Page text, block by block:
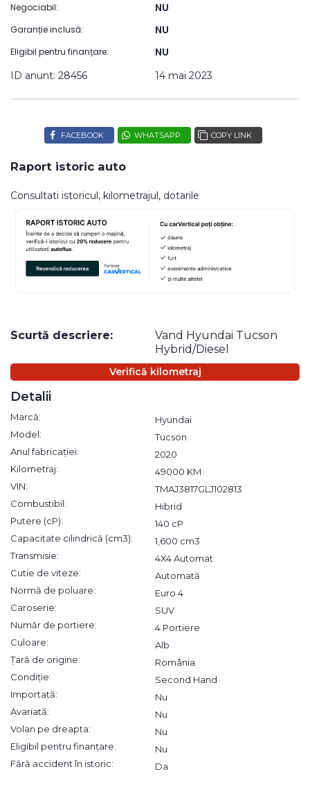
Negociabil: NU
Garanție inclusă: NU
Eligibil pentru finanțare: NU
ID anunt: 28456 14 mai 2023
FACEBOOK WHATSAPP COPY LINK
Raport istoric auto
Consultati istoricul, kilometrajul, dotarile
Scurtă descriere:
Vand Hyundai Tucson
Hybrid/Diesel
Verifică kilometraj
Detalii
Marcă:
Hyundai
Model:
Tucson
Anul fabricației:
2020
Kilometraj:
49000 KM
VIN:
TMAJ3817GLJ102813
Combustibil:
Hibrid
Putere (cP):
140 cP
Capacitate cilindrică (cm3):
1,600 cm3
Transmisie:
4X4 Automat
Cutie de viteze:
Automată
Normă de poluare:
Euro 4
Caroserie:
SUV
Număr de portiere:
4 Portiere
Culoare:
Alb
Țară de origine:
România
Condiție:
Second Hand
Importată:
Nu
Avariată:
Nu
Volan pe dreapta:
Nu
Eligibil pentru finanțare:
Nu
Fără accident în istoric:
Da